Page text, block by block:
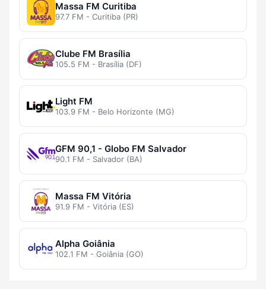
Massa FM Curitiba
97.7 FM - Curitiba (PR)
Clube FM Brasília
105.5 FM - Brasília (DF)
Light FM
103.9 FM - Belo Horizonte (MG)
GFM 90,1 - Globo FM Salvador
90.1 FM - Salvador (BA)
Massa FM Vitória
91.9 FM - Vitória (ES)
Alpha Goiânia
102.1 FM - Goiânia (GO)